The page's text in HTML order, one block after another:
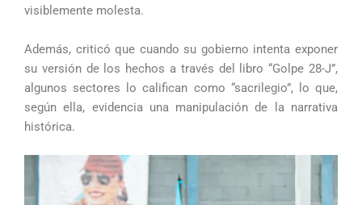
visiblemente molesta.
Además, criticó que cuando su gobierno intenta exponer
su versión de los hechos a través del libro “Golpe 28-J”,
algunos sectores lo califican como “sacrilegio”, lo que,
según ella, evidencia una manipulación de la narrativa
histórica.